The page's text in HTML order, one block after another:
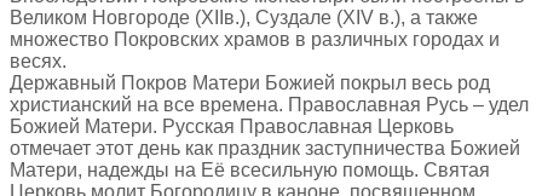
Великом Новгороде (XIIв.), Суздале (XIV в.), а также
множество Покровских храмов в различных городах и
весях.
Державный Покров Матери Божией покрыл весь род
христианский на все времена. Православная Русь – удел
Божией Матери. Русская Православная Церковь
отмечает этот день как праздник заступничества Божией
Матери, надежды на Её всесильную помощь. Святая
Церковь молит Богородицу в каноне, посвященном